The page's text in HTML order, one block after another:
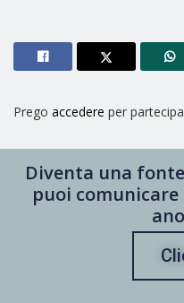
Prego accedere per
Diventa una
puoi comunicare